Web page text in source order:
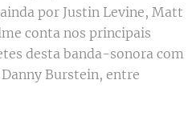
por Justin Levine, Matt
conta nos principais
desta banda-sonora com
Burstein, entre